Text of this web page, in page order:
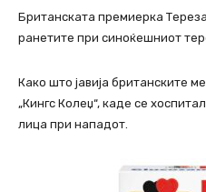
Британската премиерка
ранетите при синоќешниот
Како што јавија британските
„Кингс Колеџ“, каде се
лица при нападот.